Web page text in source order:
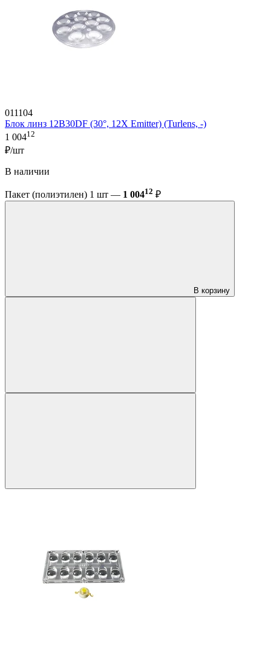
011104
Блок линз 12B30DF (30°, 12X Emitter) (Turlens, -)
1 00412
₽/шт
В наличии
Пакет (полиэтилен) 1 шт — 1 00412 ₽
В корзину